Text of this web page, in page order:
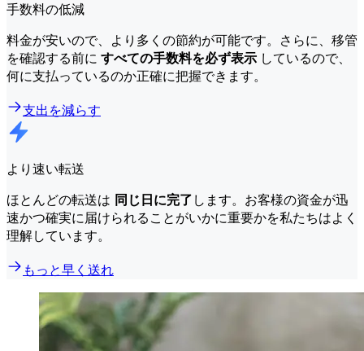
手数料の低減
料金が安いので、より多くの節約が可能です。さらに、移管
を確認する前に すべての手数料を必ず表示 しているので、
何に支払っているのか正確に把握できます。
支出を減らす
より速い転送
ほとんどの転送は 同じ日に完了 します。お客様の資金が迅
速かつ確実に届けられることがいかに重要かを私たちはよく
理解しています。
もっと早く送れ